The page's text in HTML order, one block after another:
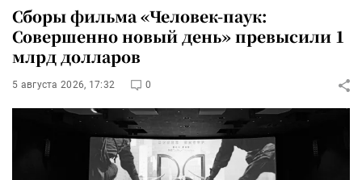
Сборы фильма «Человек-паук:
Совершенно новый день» превысили 1
млрд долларов
5 августа 2026, 17:32 0